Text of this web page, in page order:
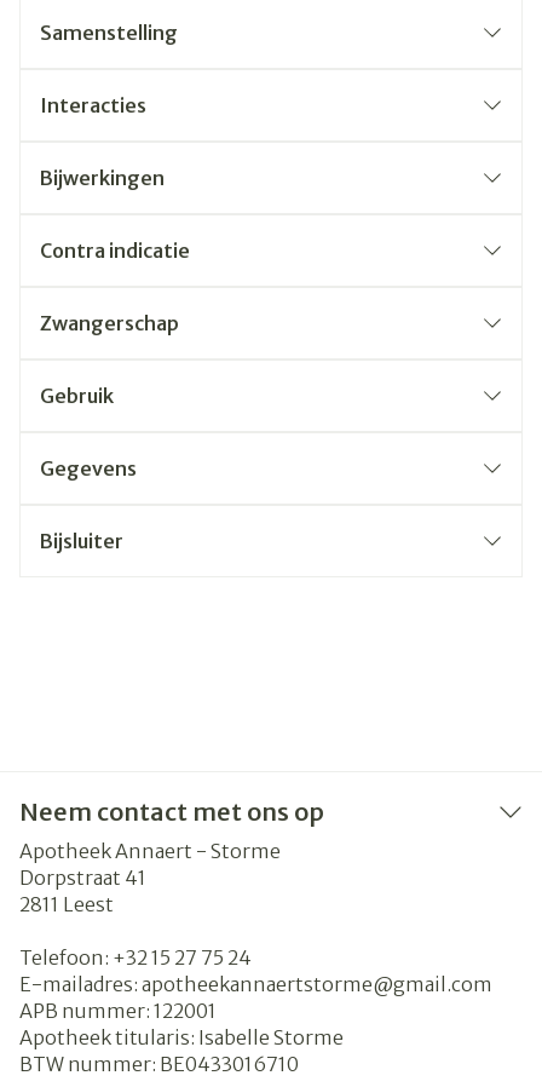
Samenstelling
Interacties
Bijwerkingen
Contra indicatie
Zwangerschap
Gebruik
Gegevens
Bijsluiter
Neem contact met ons op
Apotheek Annaert - Storme
Dorpstraat 41
2811 Leest
Telefoon: +32 15 27 75 24
E-mailadres: apotheekannaertstorme@gmail.com
APB nummer: 122001
Apotheek titularis: Isabelle Storme
BTW nummer: BE0433016710